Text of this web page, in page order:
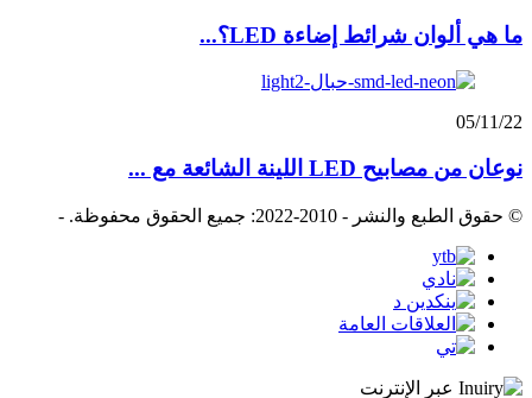
ما هي ألوان شرائط إضاءة LED؟...
05/11/22
نوعان من مصابيح LED اللينة الشائعة مع ...
© حقوق الطبع والنشر - 2010-2022: جميع الحقوق محفوظة. -